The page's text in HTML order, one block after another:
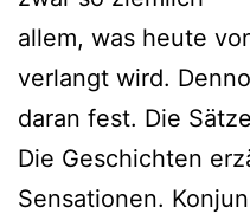
allem, was heute
verlangt wird.
daran fest. Die
Die Geschichten
Sensationen.